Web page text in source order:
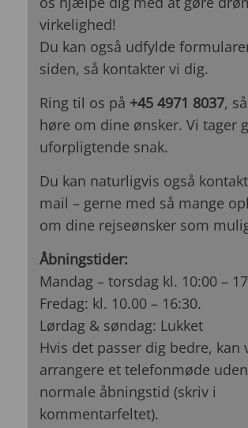
virkelighed!
Du kan også udfylde
siden, så kontakter vi dig.
Ring til os på +45 4971 8037,
høre om dine ønsker. Vi tager
uforpligtende snak.
Du kan naturligvis også
mail – gerne med så mange
om dine rejseønsker som
Åbningstider:
Mandag – torsdag kl. 10:00 –
Fredag: kl. 10.00 – 16:30.
Lørdag & søndag: Lukket
Hvis det passer dig bedre, kan
arrangere et telefonmøde
normale åbningstid (skriv i
kommentarfeltet).